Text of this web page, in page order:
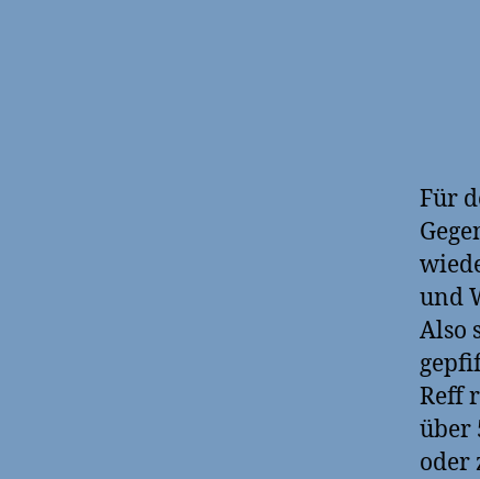
Für
und
Also
Reff
über
oder